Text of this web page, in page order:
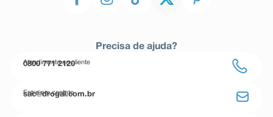
Precisa de ajuda?
Atendimento ao cliente
0800 771 2120
Entre em contato
sac@drogal.com.br